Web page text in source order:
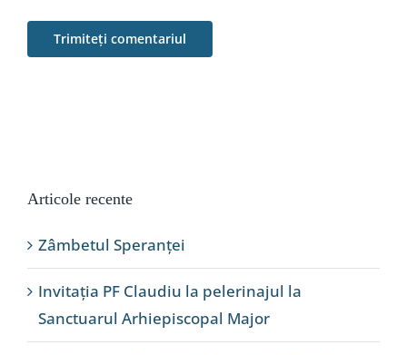
Articole recente
Zâmbetul Speranței
Invitația PF Claudiu la pelerinajul la
Sanctuarul Arhiepiscopal Major